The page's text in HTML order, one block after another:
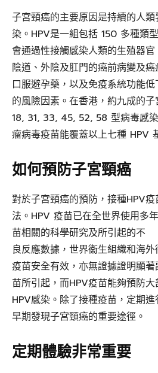
子宮頸癌的主要原因是持續的人
染。HPV是一組包括 150 多種類
會通過性接觸感染人類的生殖器官
陰道、外陰及肛門的癌前病變及
口服避孕藥，以及免疫系統功能
的風險因素。在香港，約九成的
18, 31, 33, 45, 52, 58 型病毒感
瘤病毒疫苗能覆蓋以上七種 HPV
如何預防子宮頸癌
對於子宮頸癌的預防，接種HPV
法。HPV 疫苗已在全世界使用多
苗相關的科學研究及所引起的不
良反應數據，世界衞生組織和海
疫苗安全有效，亦無證據證明顯
苗所引起，而HPV疫苗能夠預防
HPV感染。除了接種疫苗，定期
早期發現子宮頸癌的重要途徑。
定期體驗非常重要